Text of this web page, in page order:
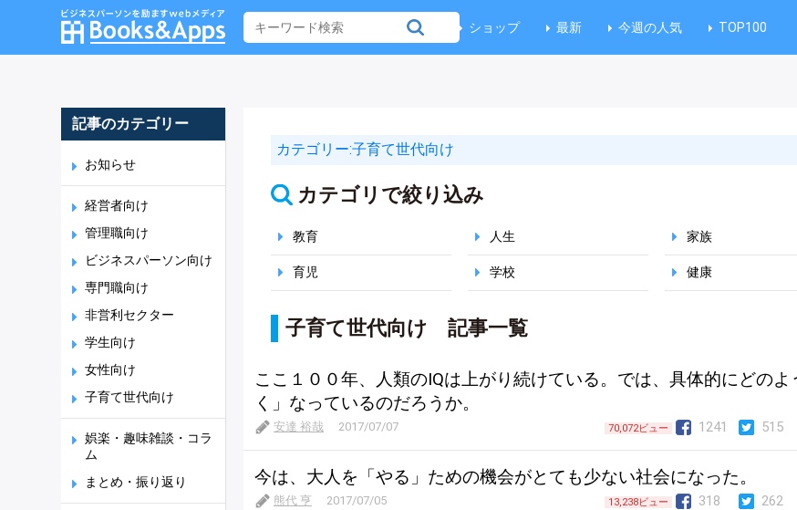
ショップ 最新 今週の人気 TOP100
記事のカテゴリー
お知らせ
経営者向け
管理職向け
ビジネスパーソン向け
専門職向け
非営利セクター
学生向け
女性向け
子育て世代向け
娯楽・趣味雑談・コラ
ム
まとめ・振り返り
カテゴリー:子育て世代向け
カテゴリで絞り込み
教育 人生 家族
育児 学校 健康
子育て世代向け 記事一覧
ここ１００年、人類のIQは上がり続けている。では、具体的にどのよ
く」なっているのだろうか。
安達 裕哉 2017/07/07 70,072ビュー 1241 515
今は、大人を「やる」ための機会がとても少ない社会になった。
熊代 亨 2017/07/05 13,238ビュー 318 262